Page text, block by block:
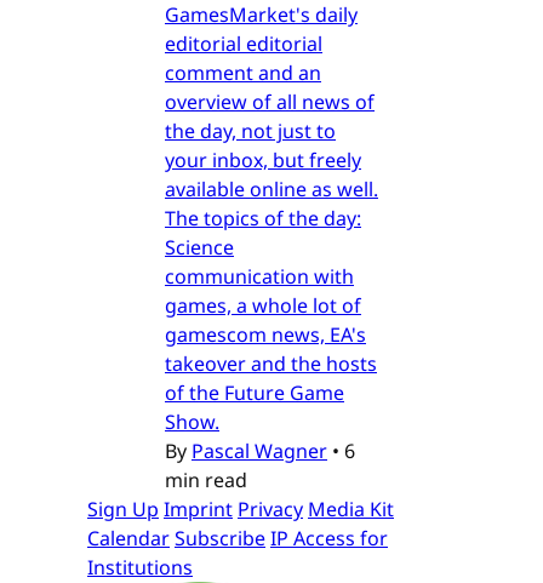
GamesMarket's daily
editorial editorial
comment and an
overview of all news of
the day, not just to
your inbox, but freely
available online as well.
The topics of the day:
Science
communication with
games, a whole lot of
gamescom news, EA's
takeover and the hosts
of the Future Game
Show.
By Pascal Wagner • 6
min read
Sign Up Imprint Privacy Media Kit
CalendarSubscribeIP Access for
Institutions